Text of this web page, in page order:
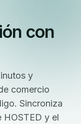
con
y
comercio
Sincroniza
y el